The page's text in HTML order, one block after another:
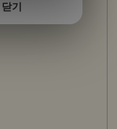
닫기